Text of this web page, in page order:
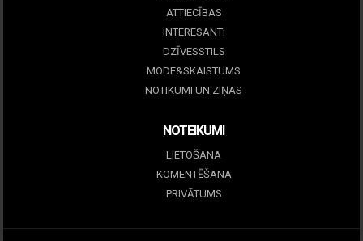
ATTIECĪBAS
INTERESANTI
DZĪVESSTILS
MODE&SKAISTUMS
NOTIKUMI UN ZIŅAS
NOTEIKUMI
LIETOŠANA
KOMENTĒŠANA
PRIVĀTUMS